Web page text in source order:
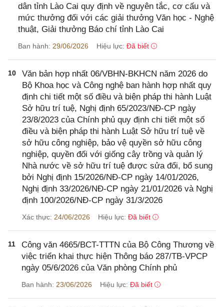
dân tỉnh Lào Cai quy định về nguyên tắc, cơ cấu và
mức thưởng đối với các giải thưởng Văn học - Nghệ
thuật, Giải thưởng Báo chí tỉnh Lào Cai
Ban hành: 29/06/2026 Hiệu lực: Đã biết
10
Văn bản hợp nhất 06/VBHN-BKHCN năm 2026 do
Bộ Khoa học và Công nghệ ban hành hợp nhất quy
định chi tiết một số điều và biện pháp thi hành Luật
Sở hữu trí tuệ, Nghị định 65/2023/NĐ-CP ngày
23/8/2023 của Chính phủ quy định chi tiết một số
điều và biện pháp thi hành Luật Sở hữu trí tuệ về
sở hữu công nghiệp, bảo vệ quyền sở hữu công
nghiệp, quyền đối với giống cây trồng và quản lý
Nhà nước về sở hữu trí tuệ được sửa đổi, bổ sung
bởi Nghị định 15/2026/NĐ-CP ngày 14/01/2026,
Nghị định 33/2026/NĐ-CP ngày 21/01/2026 và Nghị
định 100/2026/NĐ-CP ngày 31/3/2026
Xác thực: 24/06/2026 Hiệu lực: Đã biết
11
Công văn 4665/BCT-TTTN của Bộ Công Thương về
việc triển khai thực hiện Thông báo 287/TB-VPCP
ngày 05/6/2026 của Văn phòng Chính phủ
Ban hành: 23/06/2026 Hiệu lực: Đã biết